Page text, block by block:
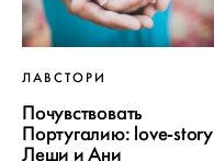
ЛАВСТОРИ
Почувствовать
Португалию: love-story
Леши и Ани